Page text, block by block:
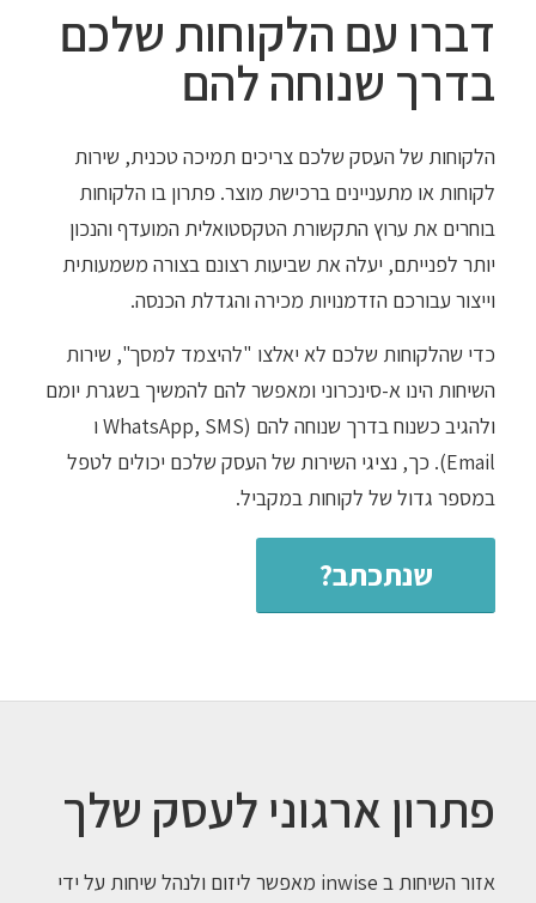
דברו עם הלקוחות שלכם
בדרך שנוחה להם
הלקוחות של העסק שלכם צריכים תמיכה טכנית, שירות
לקוחות או מתעניינים ברכישת מוצר. פתרון בו הלקוחות
בוחרים את ערוץ התקשורת הטקסטואלית המועדף והנכון
יותר לפנייתם, יעלה את שביעות רצונם בצורה משמעותית
וייצור עבורכם הזדמנויות מכירה והגדלת הכנסה.
כדי שהלקוחות שלכם לא יאלצו "להיצמד למסך", שירות
השיחות הינו א-סינכרוני ומאפשר להם להמשיך בשגרת יומם
ולהגיב כשנוח בדרך שנוחה להם (WhatsApp, SMS ו
Email). כך, נציגי השירות של העסק שלכם יכולים לטפל
במספר גדול של לקוחות במקביל.
שנתכתב?
פתרון ארגוני לעסק שלך
אזור השיחות ב inwise מאפשר ליזום ולנהל שיחות על ידי